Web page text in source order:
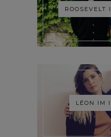
ROOSEVELT
LÉON IM